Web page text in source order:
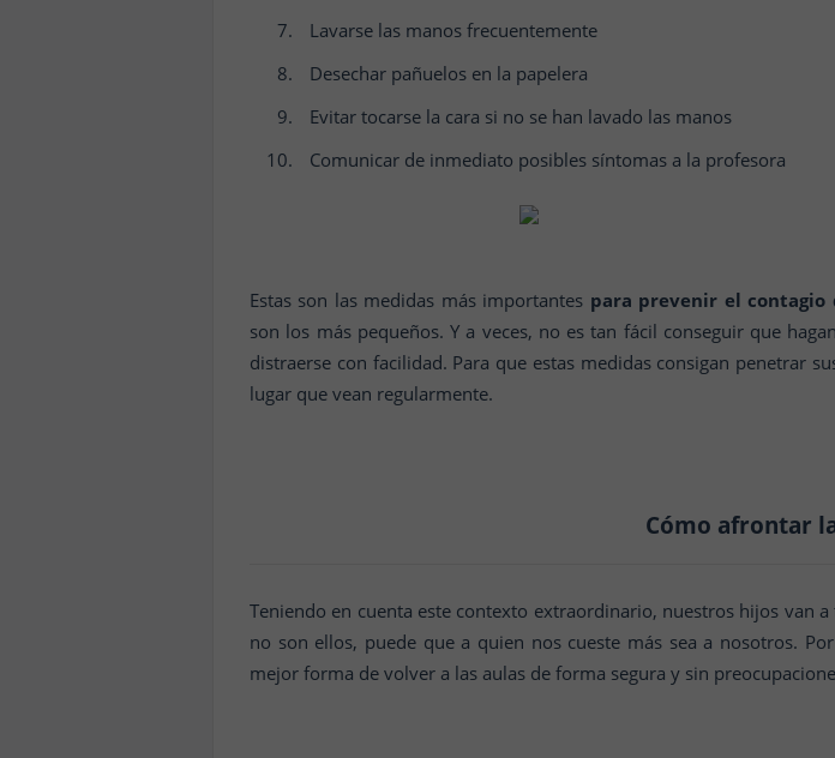
Lavarse las manos frecuentemente
Desechar pañuelos en la papelera
Evitar tocarse la cara si no se han lavado las manos
Comunicar de inmediato posibles síntomas a la profesora
Estas son las medidas más importantes para prevenir el contagio
son los más pequeños. Y a veces, no es tan fácil conseguir que
distraerse con facilidad. Para que estas medidas consigan penetrar
lugar que vean regularmente.
Cómo afrontar
Teniendo en cuenta este contexto extraordinario, nuestros hijos van
no son ellos, puede que a quien nos cueste más sea a nosotros.
mejor forma de volver a las aulas de forma segura y sin